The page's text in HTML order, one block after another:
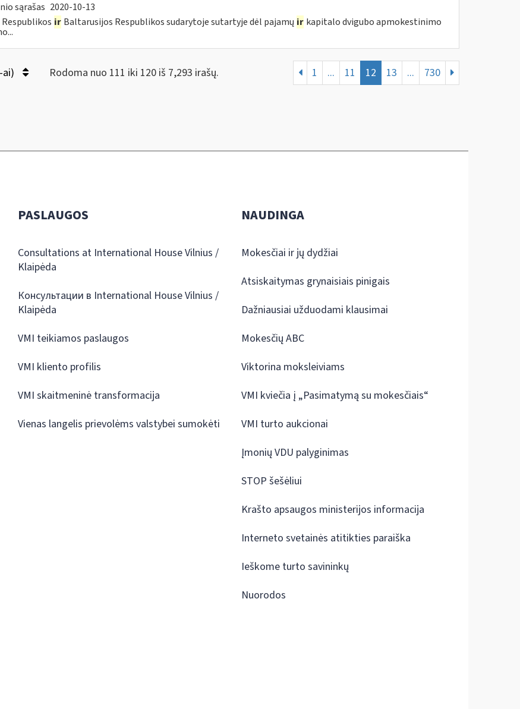
sąrašas 2020-10-13
ir Baltarusijos Respublikos sudarytoje sutartyje dėl pajamų ir kapitalo dvigubo apmokestinimo
ai) Rodoma nuo 111 iki 120 iš 7,293 irašų. 1 ... 11 12 13 ... 730
PASLAUGOS
Consultations at International House Vilnius /
Klaipėda
Консультации в International House Vilnius /
Klaipėda
VMI teikiamos paslaugos
VMI kliento profilis
VMI skaitmeninė transformacija
Vienas langelis prievolėms valstybei sumokėti
NAUDINGA
Mokesčiai ir jų dydžiai
Atsiskaitymas grynaisiais pinigais
Dažniausiai užduodami klausimai
Mokesčių ABC
Viktorina moksleiviams
VMI kviečia į „Pasimatymą su mokesčiais“
VMI turto aukcionai
Įmonių VDU palyginimas
STOP šešėliui
Krašto apsaugos ministerijos informacija
Interneto svetainės atitikties paraiška
Ieškome turto savininkų
Nuorodos